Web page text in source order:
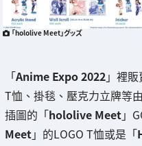
「hololive Meet」グッズ
「Anime Expo 2022」裡
T恤、掛毯、壓克力立牌等由
插圖的「hololive Meet」
Meet」的LOGO T恤或是「